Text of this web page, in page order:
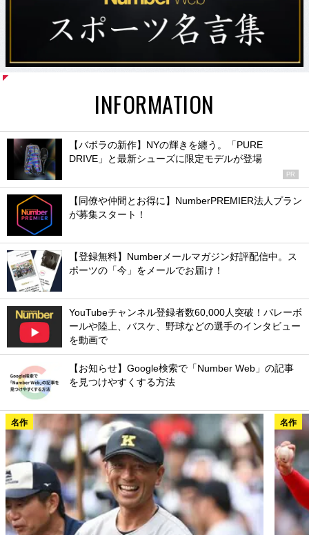
INFORMATION
【バボラの新作】NYの輝きを纏う。「PURE
DRIVE」と最新シューズに限定モデルが登場
PR
【同僚や仲間とお得に】NumberPREMIER法人プラン
が募集スタート！
【登録無料】Numberメールマガジン好評配信中。ス
ポーツの「今」をメールでお届け！
YouTubeチャンネル登録者数60,000人突破！バレーボ
ールや陸上、バスケ、野球などの選手のインタビュー
を動画で
【お知らせ】Google検索で「Number Web」の記事
を見つけやすくする方法
名作 名作